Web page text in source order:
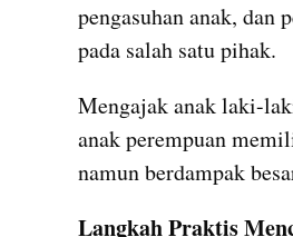
pengasuhan anak, dan
pada salah satu pihak.
Mengajak anak laki-
anak perempuan
namun berdampak
Langkah Praktis